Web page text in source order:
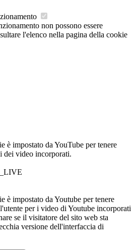
non possono essere
l'elenco nella pagina della cookie
è impostato da YouTube per tenere
dei video incorporati.
è impostato da Youtube per tenere
per i video di Youtube incorporati
se il visitatore del sito web sta
versione dell'interfaccia di